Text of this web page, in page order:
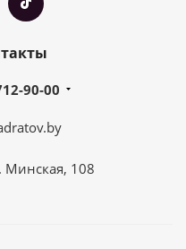
90-00
Минская, 108